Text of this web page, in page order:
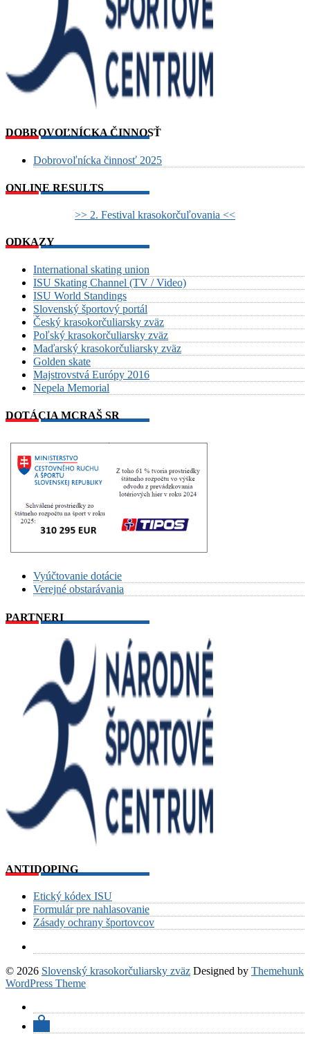
DOBROVOĽNÍCKA ČINNOSŤ
Dobrovoľnícka činnosť 2025
ONLINE RESULTS
>> 2. Festival krasokorčuľovania <<
ODKAZY
International skating union
ISU Skating Channel (TV / Video)
ISU World Standings
Slovenský športový portál
Český krasokorčuliarsky zväz
Poľský krasokorčuliarsky zväz
Maďarský krasokorčuliarsky zväz
Golden skate
Majstrovstvá Európy 2016
Nepela Memorial
DOTÁCIA MCRAŠ SR
Vyúčtovanie dotácie
Verejné obstarávania
PARTNERI
ANTIDOPING
Etický kódex ISU
Formulár pre nahlasovanie
Zásady ochrany športovcov
© 2026 Slovenský krasokorčuliarsky zväz Designed by Themehunk
WordPress Theme